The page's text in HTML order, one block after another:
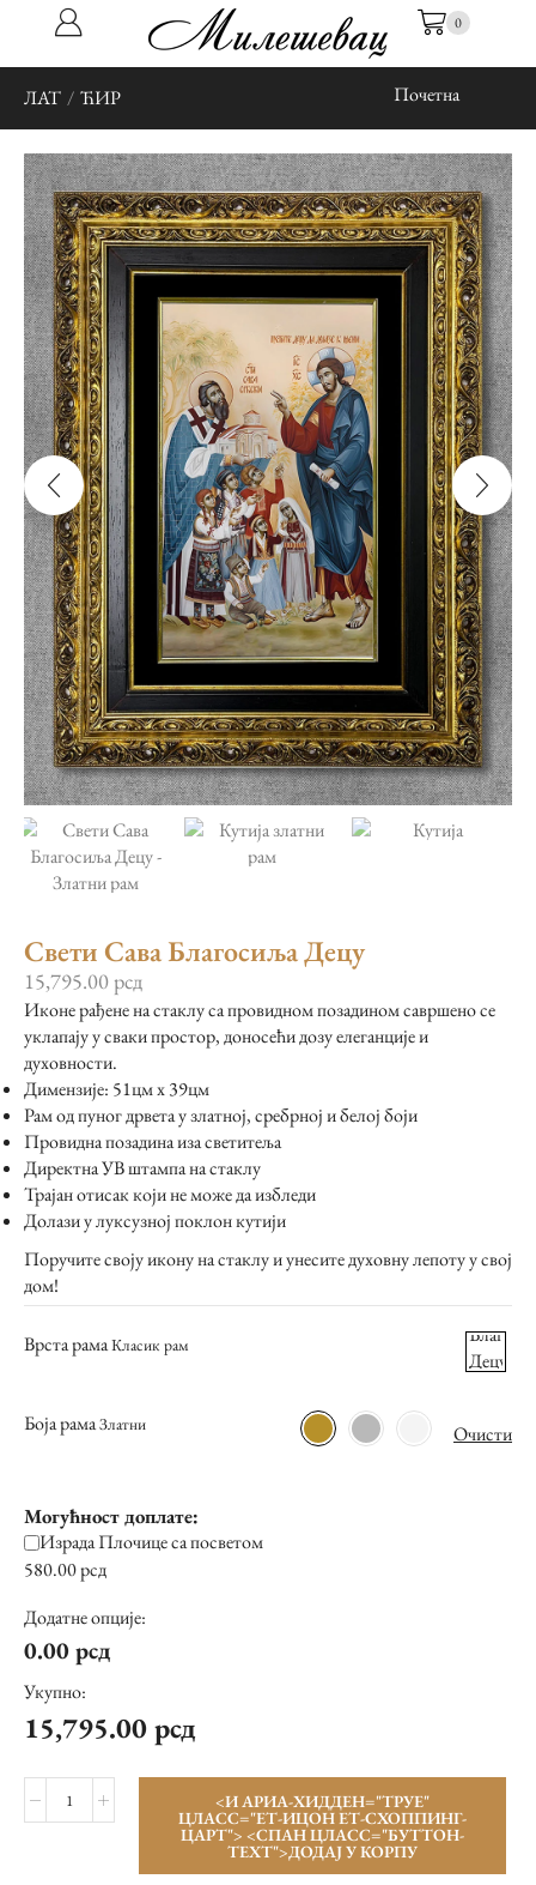
0
Почетна
ЛАТ / ЋИР
Свети Сава Благосиља Децу
15,795.00рсд
Иконе рађене на стаклу са провидном позадином савршено се
уклапају у сваки простор, доносећи дозу елеганције и
духовности.
Димензије: 51цм x 39цм
Рам од пуног дрвета у златној, сребрној и белој боји
Провидна позадина иза светитеља
Директна УВ штампа на стаклу
Трајан отисак који не може да избледи
Долази у луксузној поклон кутији
Поручите своју икону на стаклу и унесите духовну лепоту у свој
дом!
Врста рама
Боја рама Очисти
Могућност доплате:
Израда Плочице са посветом
580.00рсд
Додатне опције:
0.00рсд
Укупно:
15,795.00рсд
<И АРИА-ХИДДЕН="ТРУЕ"
ЦЛАСС="ЕТ-ИЦОН ЕТ-СХОППИНГ-
ЦАРТ">
ТЕXТ">ДОДАЈ У КОРПУ